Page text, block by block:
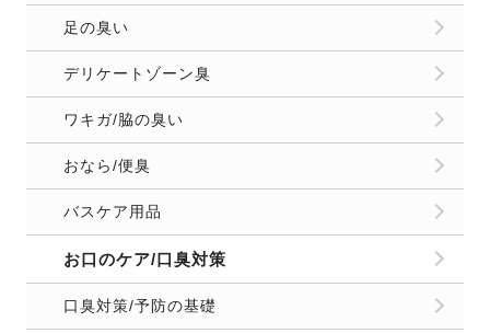
足の臭い
デリケートゾーン臭
ワキガ/脇の臭い
おなら/便臭
バスケア用品
お口のケア/口臭対策
口臭対策/予防の基礎